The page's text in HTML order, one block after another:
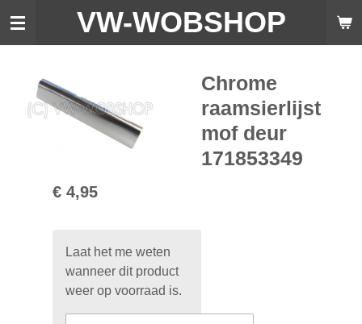
Ga
hoofdinhoud
VW-WOBSHOP
Chrome
raamsierlijst
mof deur
171853349
€ 4,95
Laat het me weten
wanneer dit product
weer op voorraad is.